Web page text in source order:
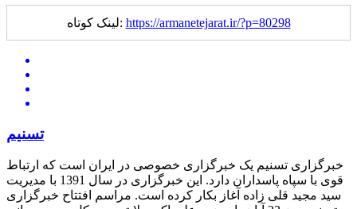
لینک کوتاه: https://armanetejarat.ir/?p=80298
تسنیم
خبرگزاری تسنیم یک خبرگزاری خصوصی در ایران است که ارتباط
قوی با سپاه پاسداران دارد. این خبرگزاری در سال 1391 با مدیریت
سید مجید قلی زاده آغاز بکار کرده است. مراسم افتتاح خبرگزاری